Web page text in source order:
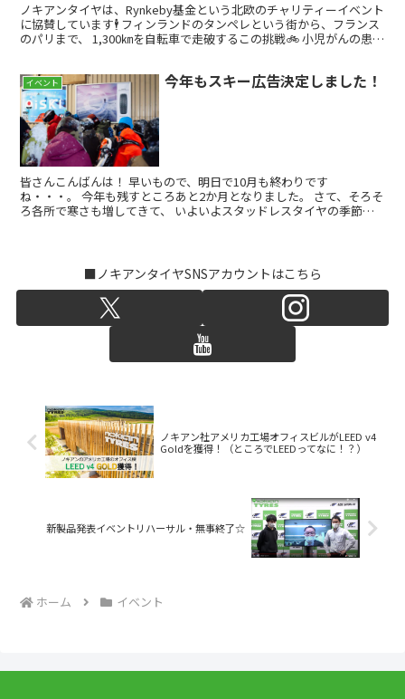
ノキアンタイヤは、Rynkeby基金という北欧のチャリティーイベント
に協賛しています🕴 フィンランドのタンペレという街から、フランス
のパリまで、 1,300㎞を自転車で走破するこの挑戦🚲 小児がんの患者
イベント 今年もスキー広告決定しました！
皆さんこんばんは！ 早いもので、明日で10月も終わりです
ね・・・。 今年も残すところあと2か月となりました。 さて、そろそ
ろ各所で寒さも増してきて、 いよいよスタッドレスタイヤの季節に
■ノキアンタイヤSNSアカウントはこちら
ノキアン社アメリカ工場オフィスビルがLEED v4
Goldを獲得！（ところでLEEDってなに！？）
新製品発表イベントリハーサル・無事終了☆
ホーム イベント